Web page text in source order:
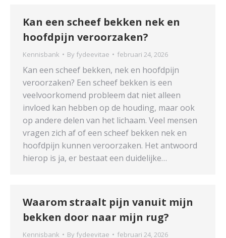
Kan een scheef bekken nek en
hoofdpijn veroorzaken?
Kennisbank By fydeevitae februari 24, 2026
Kan een scheef bekken, nek en hoofdpijn
veroorzaken? Een scheef bekken is een
veelvoorkomend probleem dat niet alleen
invloed kan hebben op de houding, maar ook
op andere delen van het lichaam. Veel mensen
vragen zich af of een scheef bekken nek en
hoofdpijn kunnen veroorzaken. Het antwoord
hierop is ja, er bestaat een duidelijke…
Waarom straalt pijn vanuit mijn
bekken door naar mijn rug?
Kennisbank By fydeevitae februari 24, 2026